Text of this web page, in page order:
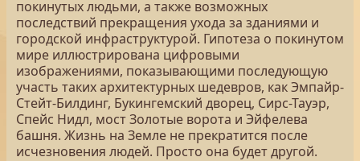
покинутых людьми, а также возможных
последствий прекращения ухода за зданиями и
городской инфраструктурой. Гипотеза о покинутом
мире иллюстрирована цифровыми
изображениями, показывающими последующую
участь таких архитектурных шедевров, как Эмпайр-
Стейт-Билдинг, Букингемский дворец, Сирс-Тауэр,
Спейс Нидл, мост Золотые ворота и Эйфелева
башня. Жизнь на Земле не прекратится после
исчезновения людей. Просто она будет другой.